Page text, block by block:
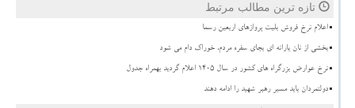
تازه ترین مطالب مرتبط
اعلام نرخ فروش بلیت پروازهای اربعین رسما
بخشی از نان یارانه ای بجای سفره مردم، خوراک دام می شود
نرخ عوارض بزرگراه های کشور در سال ۱۴۰۵ اعلام گردید بهمراه جدول
دولتمردان باید مسیر رهبر شهید را ادامه دهند